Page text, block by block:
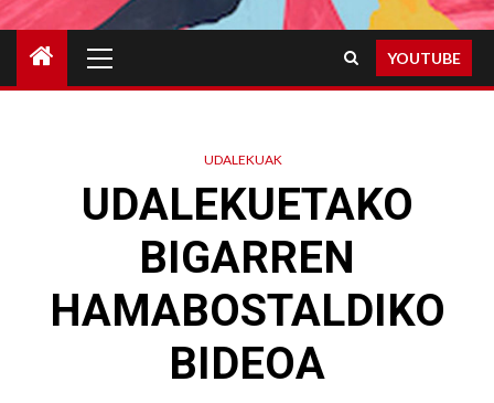
Menu
YOUTUBE
UDALEKUAK
UDALEKUETAKO
BIGARREN
HAMABOSTALDIKO
BIDEOA